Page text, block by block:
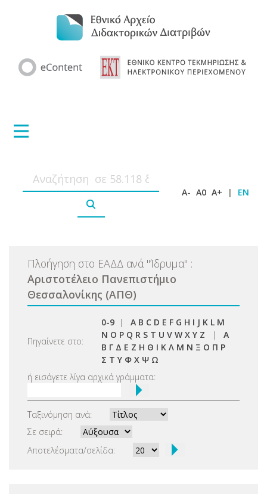
A- A0 A+ | EN
Πλοήγηση στο ΕΑΔΔ ανά "Ίδρυμα" :
Αριστοτέλειο Πανεπιστήμιο
Θεσσαλονίκης (ΑΠΘ)
Πηγαίνετε στο:
0-9 | A B C D E F G H I J K L M
N O P Q R S T U V W X Y Z | Α
Β Γ Δ Ε Ζ Η Θ Ι Κ Λ Μ Ν Ξ Ο Π Ρ
Σ Τ Υ Φ Χ Ψ Ω
ή εισάγετε λίγα αρχικά γράμματα:
Ταξινόμηση ανά:
Σε σειρά:
Αποτελέσματα/σελίδα: